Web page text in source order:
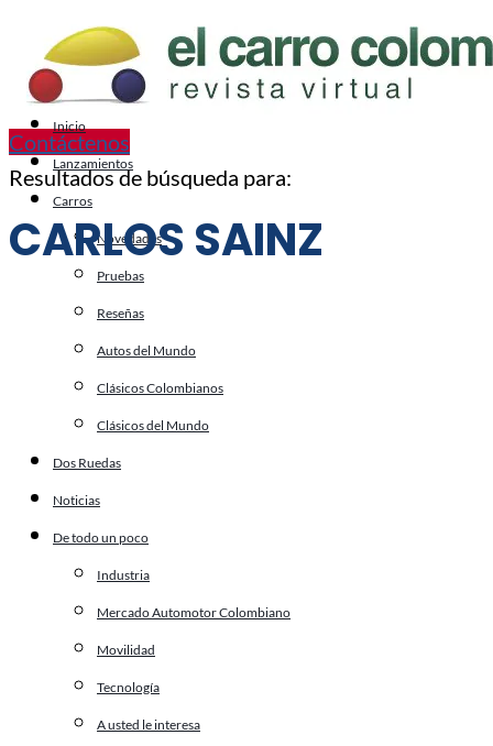
Contáctenos
Inicio
Lanzamientos
Carros
Novedades
Pruebas
Reseñas
Autos del Mundo
Clásicos Colombianos
Clásicos del Mundo
Dos Ruedas
Noticias
De todo un poco
Industria
Mercado Automotor Colombiano
Movilidad
Tecnología
A usted le interesa
Resultados de búsqueda para:
CARLOS SAINZ